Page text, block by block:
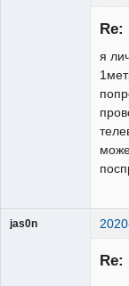
Re:
я
jas0n
Re: